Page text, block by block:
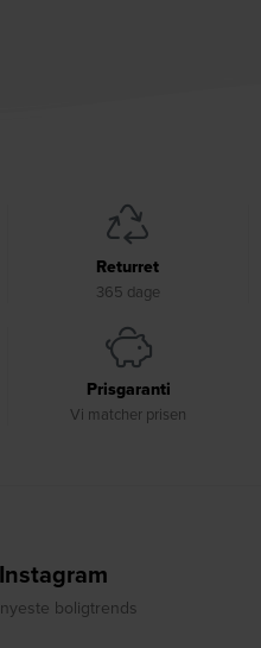
Returret
365 dage
Prisgaranti
Vi matcher prisen
boligtrends